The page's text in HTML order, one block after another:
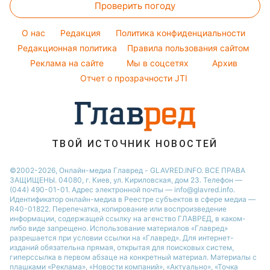
Настя Каменских
Виталий Козловский
Потап
София Ротару
Советы от Андре Тана
Женские стрижки
Новости Днепра
Новости Сум
Новости Тернополя
Новости Черкассы
Тесты по картинке
Оптические иллюзии
Народные приметы
Все о шоу-бизнесе
Проверить погоду
O нас Редакция
Политика конфиденциальности
Редакционная политика
Правила пользования сайтом
Реклама на сайте
Мы в соцсетях
Архив
Отчет о прозрачности JTI
ТВОЙ ИСТОЧНИК НОВОСТЕЙ
©2002-2026, Онлайн-медиа Главред - GLAVRED.INFO. ВСЕ ПРАВА
ЗАЩИЩЕНЫ. 04080, г. Киев, ул. Кириловская, дом 23. Телефон —
(044) 490-01-01. Адрес электронной почты — info@glavred.info.
Идентификатор онлайн-медиа в Реестре cубъектов в сфере медиа —
R40-01822. Перепечатка, копирование или воспроизведение
информации, содержащей ссылку на агенство ГЛАВРЕД, в каком-
либо виде запрещено. Использование материалов «Главред»
разрешается при условии ссылки на «Главред». Для интернет-
изданий обязательна прямая, открытая для поисковых систем,
гиперссылка в первом абзаце на конкретный материал. Материалы с
плашками «Реклама», «Новости компаний», «Актуально», «Точка